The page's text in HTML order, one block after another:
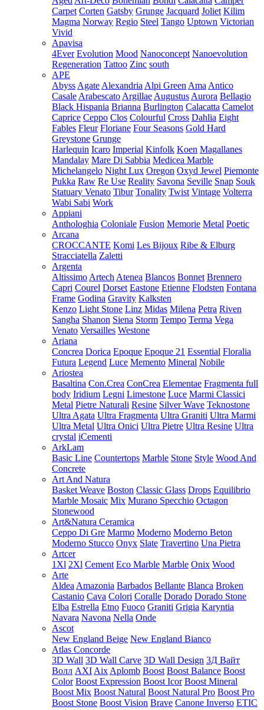
Carpet Corten Gatsby Grunge Jacquard Joliet Kilim
Magma Norway Regio Steel Tango Uptown Victorian
Vivid
Apavisa
4Ever Evolution Mood Nanoconcept Nanoevolution
Regeneration Tattoo Zinc south
APE
Abyss Agate Alexandria Alpi Green Ama Antico
Casale Arabescato Argillae Augustus Aurora Bellagio
Black Hispania Brianna Burlington Calacatta Camelot
Caprice Ceppo Clos Colourful Cross Dahlia Eight
Fables Fleur Floriane Four Seasons Gold Hard
Greystone Grunge
Harlequin Icaro Imperial Kinfolk Koen Magallanes
Mandalay Mare Di Sabbia Medicea Marble
Michelangelo Night Lux Oregon Oxyd Jewel Piemonte
Pukka Raw Re Use Reality Savona Seville Snap Souk
Statuary Venato Tibur Tonality Twist Vintage Volterra
Wabi Sabi Work
Appiani
Anthologhia Coloniale Fusion Memorie Metal Poetic
Arcana
CROCCANTE Komi Les Bijoux Ribe & Elburg
Stracciatella Zaletti
Argenta
Altissimo Artech Atenea Blancos Bonnet Brennero
Capri Courel Dorset Eastone Etienne Flodsten Fontana
Frame Godina Gravity Kalksten
Kenzo Light Stone Linz Midas Milena Petra Riven
Sangha Shanon Siena Storm Tempo Terma Vega
Venato Versailles Westone
Ariana
Concrea Dorica Epoque Epoque 21 Essential Floralia
Futura Legend Luce Memento Mineral Nobile
Ariostea
Basaltina Con.Crea ConCrea Elementae Fragmenta full
body Iridium Legni Limestone Luce Marmi Classici
Metal Pietre Naturali Resine Silver Wave Teknostone
Ultra Agata Ultra Fragmenta Ultra Graniti Ultra Marmi
Ultra Metal Ultra Onici Ultra Pietre Ultra Resine Ultra
crystal iCementi
ArkLam
Basic Line Countertops Marble Stone Style Wood And
Concrete
Art And Natura
Basket Weave Boston Classic Glass Drops Equilibrio
Marble Mosaic Mix Murano Specchio Octagon
Stonewood
Art&Natura Ceramica
Ceppo Di Gre Marmo Moderno Moderno Beton
Moderno Stucco Onyx Slate Travertino Una Pietra
Artcer
1Xl 2Xl Cement Eco Marble Marble Onix Wood
Arte
Aldea Amazonia Barbados Bellante Blanca Broken
Castanio Cava Colori Coralle Dorado Dorado Stone
Elba Estrella Etno Fuoco Graniti Grigia Karyntia
Navara Navona Nella Onde
Ascot
New England Beige New England Bianco
Atlas Concorde
3D Wall 3D Wall Carve 3D Wall Design 3Д Вайт
Волл AXI Aix Aplomb Boost Boost Balance Boost
Color Boost Expression Boost Icor Boost Mineral
Boost Mix Boost Natural Boost Natural Pro Boost Pro
Boost Stone Boost Vision Brave Canone Inverso ETIC